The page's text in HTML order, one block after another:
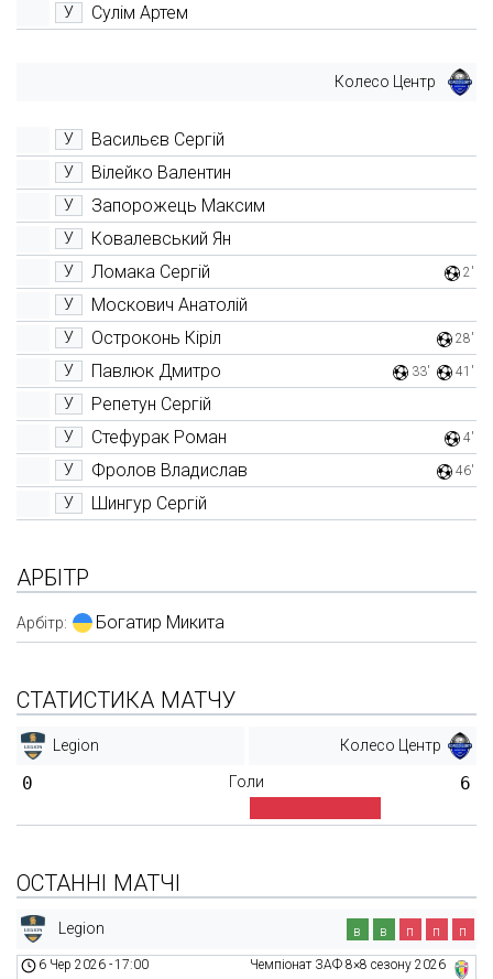
У Сулім Артем
Колесо Центр
У Васильєв Сергій
У Вілейко Валентин
У Запорожець Максим
У Ковалевський Ян
У Ломака Сергій 2'
У Москович Анатолій
У Остроконь Кіріл 28'
У Павлюк Дмитро 33' 41'
У Репетун Сергій
У Стефурак Роман 4'
У Фролов Владислав 46'
У Шингур Сергій
АРБІТР
Арбітр: Богатир Микита
СТАТИСТИКА МАТЧУ
Legion Колесо Центр
0 Голи 6
ОСТАННІ МАТЧІ
Legion в в п п п
Чемпіонат ЗАФ 8×8 сезону 2026
6 Чер 2026 -17:00